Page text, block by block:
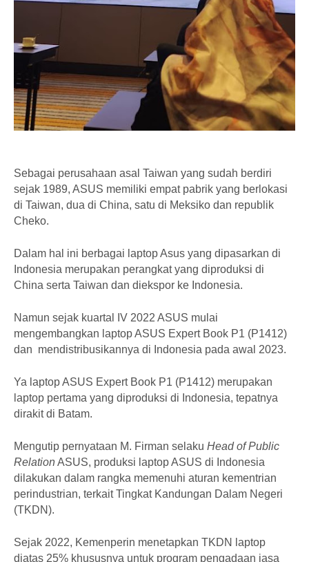
Sebagai perusahaan asal Taiwan yang sudah berdiri
sejak 1989, ASUS memiliki empat pabrik yang berlokasi
di Taiwan, dua di China, satu di Meksiko dan republik
Cheko.
Dalam hal ini berbagai laptop Asus yang dipasarkan di
Indonesia merupakan perangkat yang diproduksi di
China serta Taiwan dan diekspor ke Indonesia.
Namun sejak kuartal IV 2022 ASUS mulai
mengembangkan laptop ASUS Expert Book P1 (P1412)
dan mendistribusikannya di Indonesia pada awal 2023.
Ya laptop ASUS Expert Book P1 (P1412) merupakan
laptop pertama yang diproduksi di Indonesia, tepatnya
dirakit di Batam.
Mengutip pernyataan M. Firman selaku Head of Public
RelationASUS, produksi laptop ASUS di Indonesia
dilakukan dalam rangka memenuhi aturan kementrian
perindustrian, terkait Tingkat Kandungan Dalam Negeri
(TKDN).
Sejak 2022, Kemenperin menetapkan TKDN laptop
diatas 25% khususnya untuk program pengadaan jasa